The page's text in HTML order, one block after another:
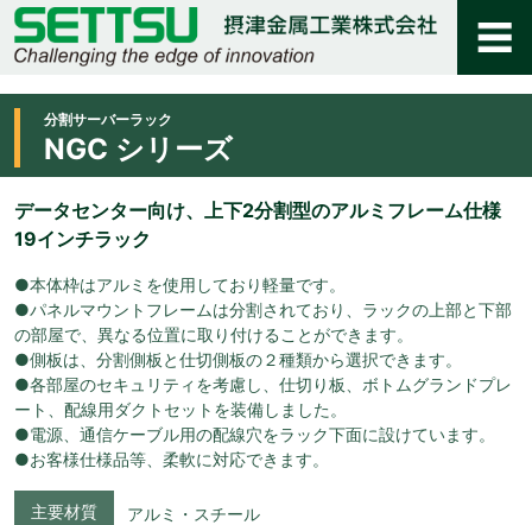
分割サーバーラック
NGC シリーズ
データセンター向け、上下2分割型のアルミフレーム仕様
19インチラック
●本体枠はアルミを使用しており軽量です。
●パネルマウントフレームは分割されており、ラックの上部と下部
の部屋で、異なる位置に取り付けることができます。
●側板は、分割側板と仕切側板の２種類から選択できます。
●各部屋のセキュリティを考慮し、仕切り板、ボトムグランドプレ
ート、配線用ダクトセットを装備しました。
●電源、通信ケーブル用の配線穴をラック下面に設けています。
●お客様仕様品等、柔軟に対応できます。
主要材質 アルミ・スチール